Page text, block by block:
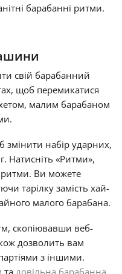
барабанні ритми.
свій барабанний
щоб перемикатися
малим барабаном
змінити набір ударних,
Натисніть «Ритми»,
ритми. Ви можете
тарілку замість хай-
малого барабана.
скопіювавши веб-
дозволить вам
з іншими.
та довільна барабанна